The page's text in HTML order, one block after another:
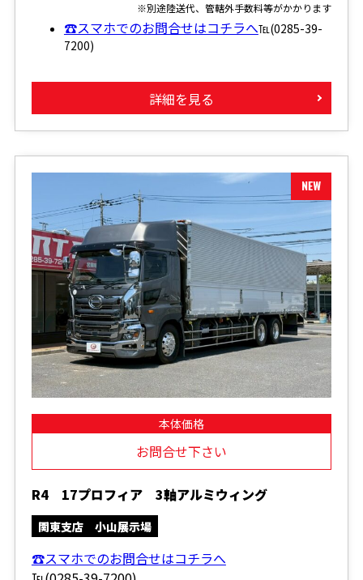
※別途陸送代、管轄外手数料等がかかります
☎スマホでのお問合せはコチラへ℡(0285-39-
7200)
詳細を見る
本体価格
お問合せ下さい
R4 17プロフィア 3軸アルミウィング
関東支店 小山展示場
☎スマホでのお問合せはコチラへ